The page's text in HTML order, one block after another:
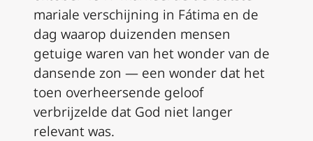
mariale verschijning in Fátima en de
dag waarop duizenden mensen
getuige waren van het wonder van de
dansende zon — een wonder dat het
toen overheersende geloof
verbrijzelde dat God niet langer
relevant was.